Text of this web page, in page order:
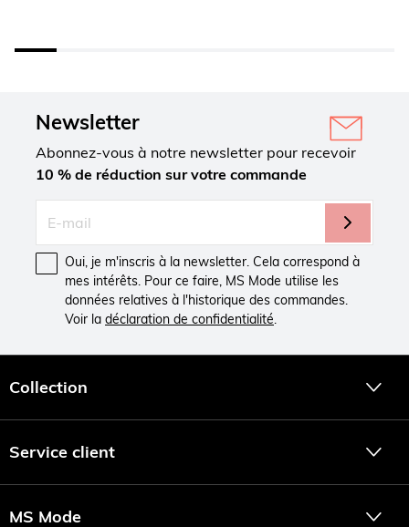
Newsletter
Abonnez-vous à notre newsletter pour recevoir
10 % de réduction sur votre commande
Oui, je m'inscris à la newsletter. Cela correspond à
mes intérêts. Pour ce faire, MS Mode utilise les
données relatives à l'historique des commandes.
Voir la déclaration de confidentialité.
Collection
Service client
MS Mode